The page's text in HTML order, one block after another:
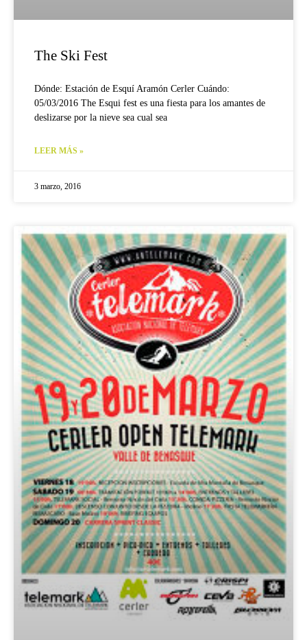
The Ski Fest
Dónde: Estación de Esquí Aramón Cerler Cuándo:
05/03/2016 The Esqui fest es una fiesta para los amantes de
deslizarse por la nieve sea cual sea
LEER MÁS »
3 marzo, 2016